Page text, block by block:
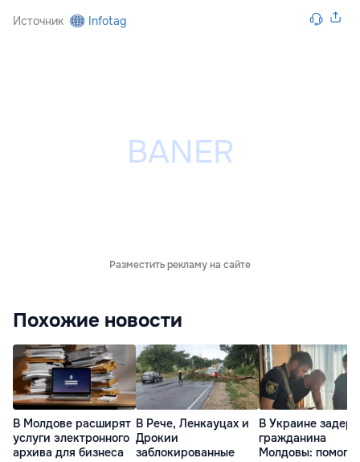
Источник Infotag
Разместить рекламу на сайте
Похожие новости
В Молдове расширят
услуги электронного
архива для бизнеса
В Рече, Ленкауцах и
Дрокии
заблокированные
В Украине
гражданина
Молдовы: